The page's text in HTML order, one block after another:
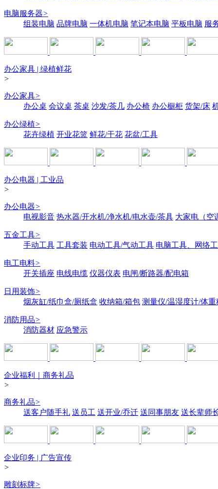
电脑服务器>
组装电脑 品牌电脑 一体机电脑 笔记本电脑 平板电脑 服
办公家具 | 绿植鲜花
>
办公家具>
办公桌 会议桌 茶桌 沙发/茶几 办公椅 办公橱柜 货架/床
办公绿植>
花卉绿植 开业花篮 鲜花/干花 花盆/工具
办公电器 | 工业品
>
办公电器>
电视影音 热水器/开水机/净水机/电水壶/茶具 大家电（空
五金工具>
手动工具 工具套装 电动工具/气动工具 电脑工具、网络
电工电料>
开关插座 电线电缆 仪器仪表 电闸/断路器/配电箱
日用装饰>
烟灰缸/纸巾盒/厕纸盒 收纳箱/箱包 测量仪/温湿度计/体重
消防用品>
消防器材 应急警示
企业福利｜商务礼品
>
商务礼品>
送客户随手礼 送员工 送开业/乔迁 送同事朋友 送长辈师
企业印务 | 广告宣传
>
雕刻标牌>